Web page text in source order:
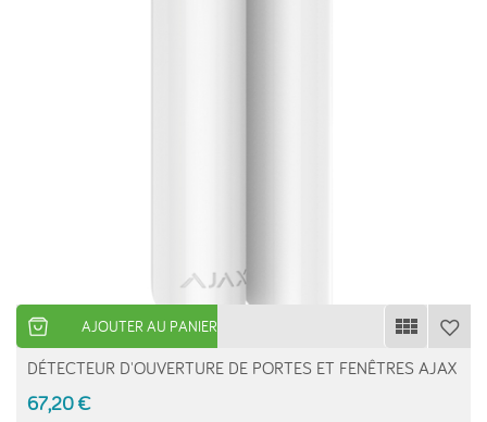
AJOUTER AU PANIER
DÉTECTEUR D'OUVERTURE DE PORTES ET FENÊTRES AJAX
67,20 €